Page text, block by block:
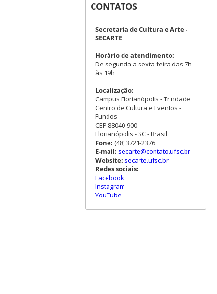
CONTATOS
Secretaria de Cultura e Arte -
SECARTE
Horário de atendimento:
De segunda a sexta-feira das 7h
às 19h
Localização:
Campus Florianópolis - Trindade
Centro de Cultura e Eventos -
Fundos
CEP 88040-900
Florianópolis - SC - Brasil
Fone: (48) 3721-2376
E-mail: secarte@contato.ufsc.br
Website: secarte.ufsc.br
Redes sociais:
Facebook
Instagram
YouTube